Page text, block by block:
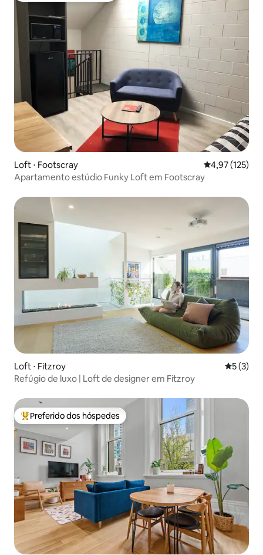
Loft ⋅ Footscray 4,97 de uma
4,97 (125)
Apartamento estúdio Funky Loft em Footscray
Loft ⋅ Fitzroy 5 de
5 (3)
Refúgio de luxo | Loft de designer em Fitzroy
Entre os melhores preferidos dos hóspedes
Preferido dos hóspedes